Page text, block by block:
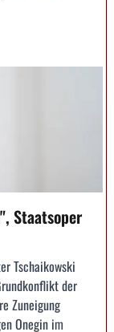
Staatsoper
Tschaikowski
der
Zuneigung
Onegin im